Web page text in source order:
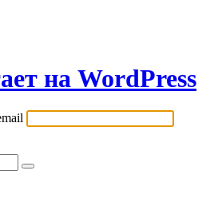
на WordPress